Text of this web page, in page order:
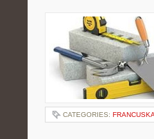
CATEGORIES: